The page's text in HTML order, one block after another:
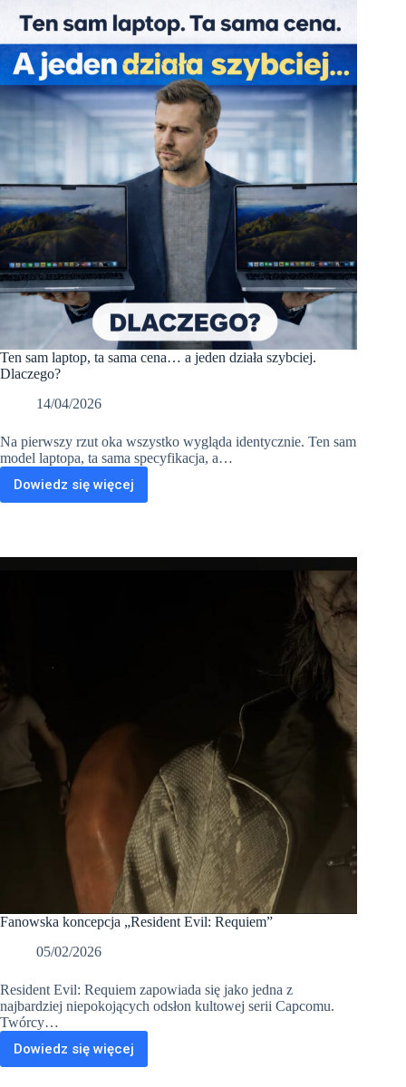
ze
sprzętem
poleasingowym?
5
powodów
Ten sam laptop, ta sama cena… a jeden działa szybciej.
Dlaczego?
14/04/2026
Na pierwszy rzut oka wszystko wygląda identycznie. Ten sam
model laptopa, ta sama specyfikacja, a…
Dowiedz się więcej
Ten
sam
sama
Fanowska koncepcja „Resident Evil: Requiem”
05/02/2026
Resident Evil: Requiem zapowiada się jako jedna z
najbardziej niepokojących odsłon kultowej serii Capcomu.
Twórcy…
Dowiedz się więcej
Fanowska
koncepcja